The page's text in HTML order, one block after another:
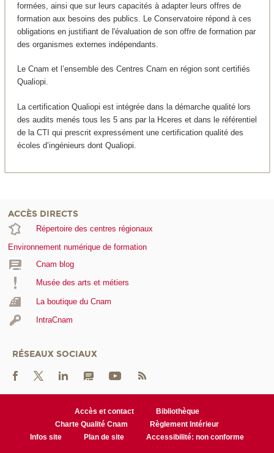
formées, ainsi que sur leurs capacités à adapter leurs offres de
formation aux besoins des publics. Le Conservatoire répond à ces
obligations en justifiant de l'évaluation de son offre de formation par
des organismes externes indépendants.
Le Cnam et l’ensemble des Centres Cnam en région sont certifiés
Qualiopi.
La certification Qualiopi est intégrée dans la démarche qualité lors
des audits menés tous les 5 ans par la Hceres et dans le référentiel
de la CTI qui prescrit expressément une certification qualité des
écoles d’ingénieurs dont Qualiopi.
ACCÈS DIRECTS
Répertoire des centres régionaux
Environnement numérique de formation
Cnam blog
Musée des arts et métiers
La boutique du Cnam
IntraCnam
RÉSEAUX SOCIAUX
Accès et contact
Bibliothèque
Charte Qualité Cnam
Règlement Intérieur
Infos site
Plan de site Accessibilité: non conforme